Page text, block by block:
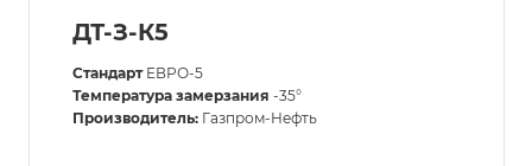
ДТ-З-К5
СтандартЕВРО-5
Температура замерзания -35°
Производитель: Газпром-Нефть